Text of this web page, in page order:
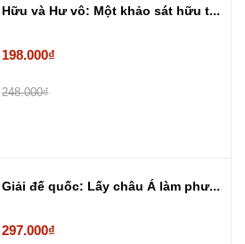
Hữu và Hư vô: Một khảo sát hữu t...
198.000₫
248.000₫
Giải đế quốc: Lấy châu Á làm phư...
297.000₫